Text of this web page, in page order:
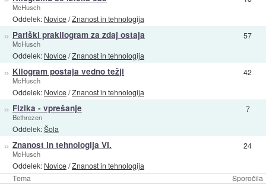
Tema Sporočila
McHusch
Oddelek: Novice/Znanost in tehnologija
» Pariški prakilogram za zdaj ostaja
McHusch
Oddelek: Novice/Znanost in tehnologija
57
» Kilogram postaja vedno težji
McHusch
Oddelek: Novice/Znanost in tehnologija
42
» Fizika - vprešanje
Bethrezen
Oddelek:Šola
7
» Znanost in tehnologija VI.
McHusch
Oddelek: Novice/Znanost in tehnologija
24